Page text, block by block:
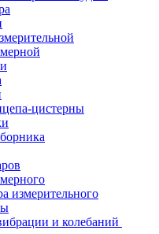
цистерны
измерительного
и колебаний